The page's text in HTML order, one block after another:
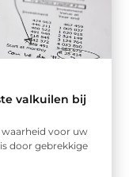
valkuilen bij
voor uw
door gebrekkige